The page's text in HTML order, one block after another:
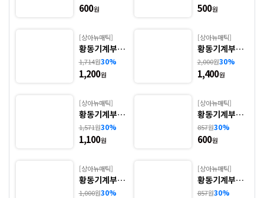
600원 500원
[상아뉴매틱]
황동기계부속
- 3. BNUL(속
나사엘보)
1,714원30%
1,200원
[상아뉴매틱]
황동기계부속
- 4. BNUT(속
나사티)
2,000원30%
1,400원
[상아뉴매틱]
황동기계부속
- 5. BNMFL
(서비스엘보)
1,571원30%
1,100원
[상아뉴매틱]
황동기계부속
- 6. BNBU(붓
싱)
857원30%
600원
[상아뉴매틱]
황동기계부속
- 7. BNBR(레
1,000원30%
[상아뉴매틱]
황동기계부속
- 8. BNS6(소
857원30%